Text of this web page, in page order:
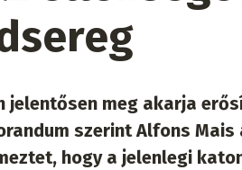
jelentősen meg akarja
szerint Alfons Mais
hogy a jelenlegi